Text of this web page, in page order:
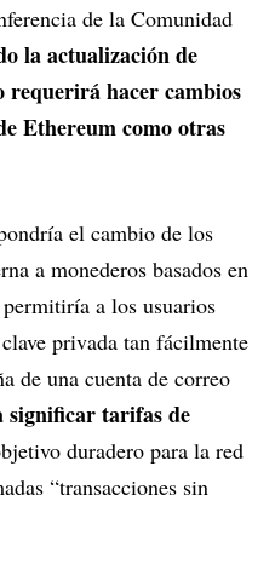
de la Comunidad
la actualización de
hacer cambios
Ethereum como otras
el cambio de los
a monederos basados en
a los usuarios
privada tan fácilmente
de una cuenta de correo
significar tarifas de
duradero para la red
“transacciones sin